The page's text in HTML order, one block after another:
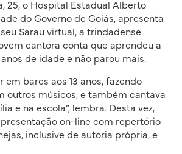
25, o Hospital Estadual Alberto
do Governo de Goiás, apresenta
Sarau virtual, a trindadense
cantora conta que aprendeu a
de idade e não parou mais.
em bares aos 13 anos, fazendo
outros músicos, e também cantava
e na escola”, lembra. Desta vez,
on-line com repertório
inclusive de autoria própria, e